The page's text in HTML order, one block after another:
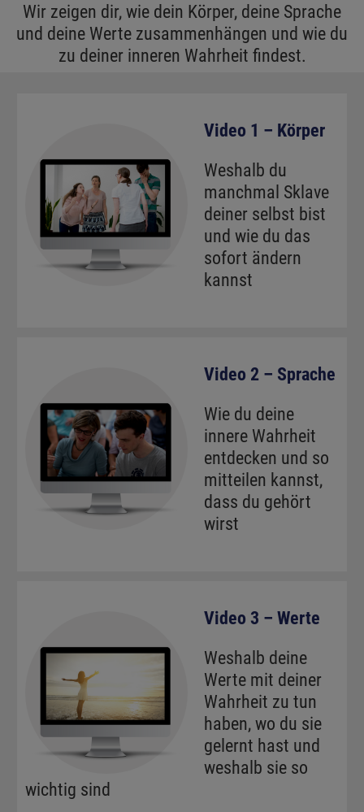
Wir zeigen dir, wie dein Körper, deine Sprache
und deine Werte zusammenhängen und wie du
zu deiner inneren Wahrheit findest.
Video 1 – Körper
Weshalb du
manchmal Sklave
deiner selbst bist
und wie du das
sofort ändern
kannst
Video 2 – Sprache
Wie du deine
innere Wahrheit
entdecken und so
mitteilen kannst,
dass du gehört
wirst
Video 3 – Werte
Weshalb deine
Werte mit deiner
Wahrheit zu tun
haben, wo du sie
gelernt hast und
weshalb sie so
wichtig sind